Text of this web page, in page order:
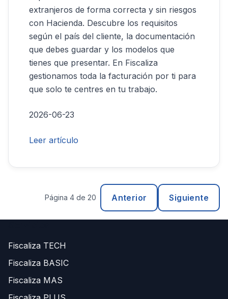
extranjeros de forma correcta y sin riesgos
con Hacienda. Descubre los requisitos
según el país del cliente, la documentación
que debes guardar y los modelos que
tienes que presentar. En Fiscaliza
gestionamos toda la facturación por ti para
que solo te centres en tu trabajo.
2026-06-23
Leer artículo
Página 4 de 20 Anterior Siguiente
Fiscaliza TECH
Fiscaliza BASIC
Fiscaliza MAS